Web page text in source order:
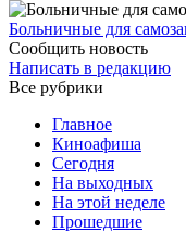
Больничные для
Сообщить новость
Написать в редакцию
Все рубрики
Главное
Киноафиша
Сегодня
На выходных
На этой неделе
Прошедшие